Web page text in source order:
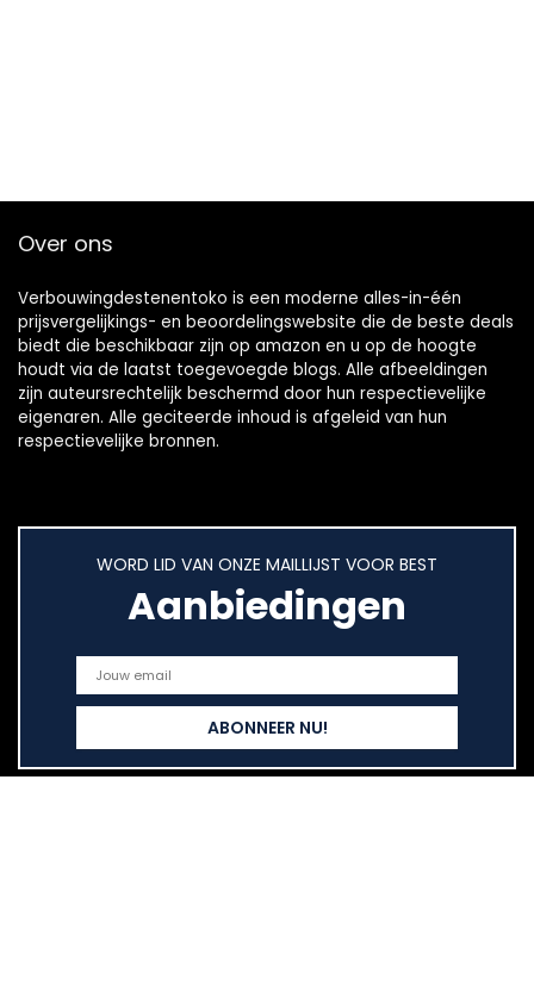
Over ons
Verbouwingdestenentoko is een moderne alles-in-één
prijsvergelijkings- en beoordelingswebsite die de beste deals
biedt die beschikbaar zijn op amazon en u op de hoogte
houdt via de laatst toegevoegde blogs. Alle afbeeldingen
zijn auteursrechtelijk beschermd door hun respectievelijke
eigenaren. Alle geciteerde inhoud is afgeleid van hun
respectievelijke bronnen.
WORD LID VAN ONZE MAILLIJST VOOR BEST
Aanbiedingen